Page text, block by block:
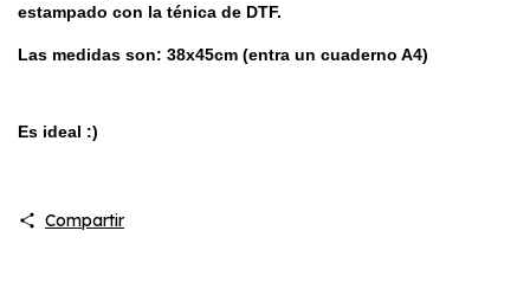
estampado con la ténica de DTF.
Las medidas son: 38x45cm (entra un cuaderno A4)
Es ideal :)
Compartir